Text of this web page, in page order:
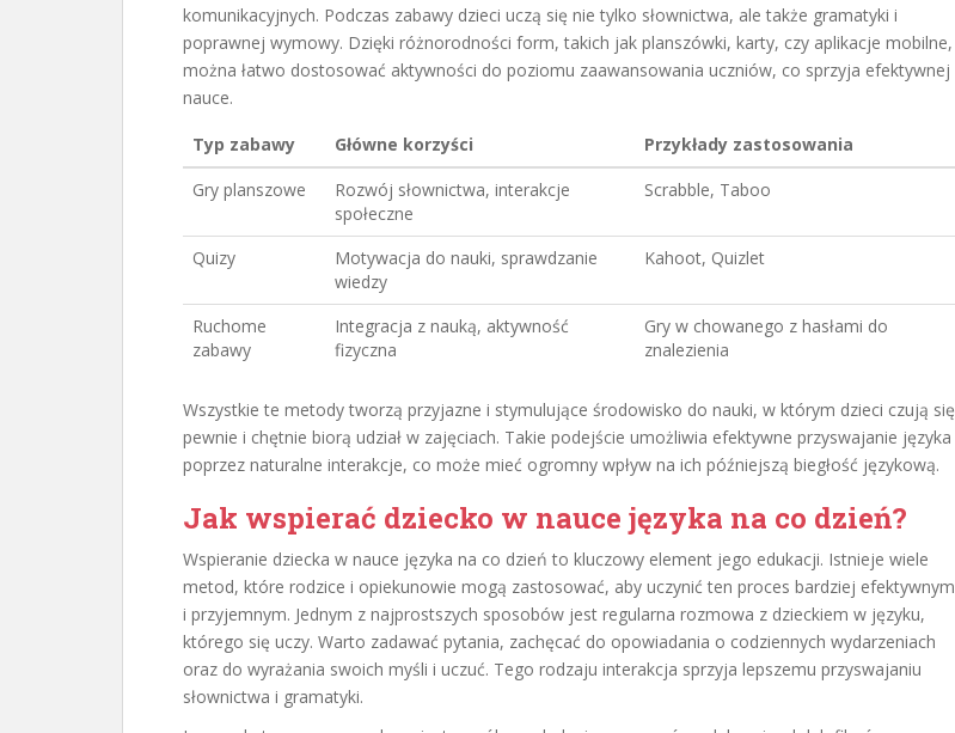
komunikacyjnych. Podczas zabawy dzieci uczą się nie tylko słownictwa, ale także gramatyki i
poprawnej wymowy. Dzięki różnorodności form, takich jak planszówki, karty, czy aplikacje mobilne,
można łatwo dostosować aktywności do poziomu zaawansowania uczniów, co sprzyja efektywnej
nauce.
Typ zabawy Główne korzyści
Przykłady zastosowania
Gry planszowe
Rozwój słownictwa, interakcje
społeczne
Scrabble, Taboo
Quizy
Motywacja do nauki, sprawdzanie
wiedzy
Kahoot, Quizlet
Ruchome
zabawy
Integracja z nauką, aktywność
fizyczna
Gry w chowanego z hasłami do
znalezienia
Wszystkie te metody tworzą przyjazne i stymulujące środowisko do nauki, w którym dzieci czują się
pewnie i chętnie biorą udział w zajęciach. Takie podejście umożliwia efektywne przyswajanie języka
poprzez naturalne interakcje, co może mieć ogromny wpływ na ich późniejszą biegłość językową.
Jak wspierać dziecko w nauce języka na co dzień?
Wspieranie dziecka w nauce języka na co dzień to kluczowy element jego edukacji. Istnieje wiele
metod, które rodzice i opiekunowie mogą zastosować, aby uczynić ten proces bardziej efektywnym
i przyjemnym. Jednym z najprostszych sposobów jest regularna rozmowa z dzieckiem w języku,
którego się uczy. Warto zadawać pytania, zachęcać do opowiadania o codziennych wydarzeniach
oraz do wyrażania swoich myśli i uczuć. Tego rodzaju interakcja sprzyja lepszemu przyswajaniu
słownictwa i gramatyki.